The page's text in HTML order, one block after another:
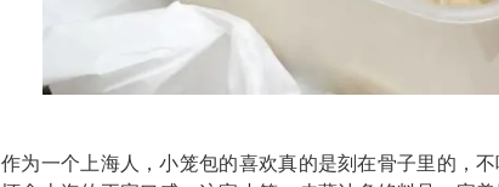
作为一个上海人，小笼包的喜欢真的是刻在骨子里的，